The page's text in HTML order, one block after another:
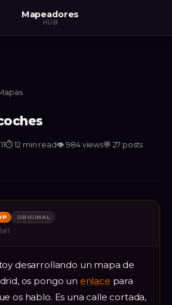
Mapeadores
HUB
⏱12 min read👁984 views💬 27 posts
ORIGINAL
#1
desarrollando un mapa de
os pongo un enlace para
os hablo. Es una calle cortada,